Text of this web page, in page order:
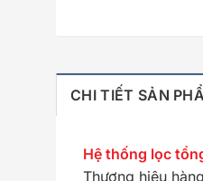
CHI TIẾT SẢN
Hệ thống lọc
Thương hiệu